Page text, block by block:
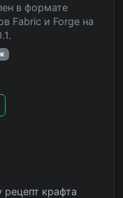
в формате
Fabric и Forge на
рецепт крафта